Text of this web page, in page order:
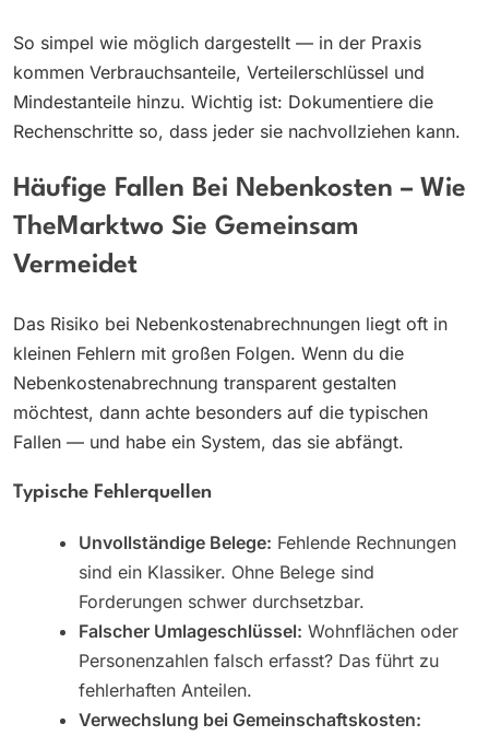
So simpel wie möglich dargestellt — in der Praxis
kommen Verbrauchsanteile, Verteilerschlüssel und
Mindestanteile hinzu. Wichtig ist: Dokumentiere die
Rechenschritte so, dass jeder sie nachvollziehen kann.
Häufige Fallen Bei Nebenkosten – Wie
TheMarktwo Sie Gemeinsam
Vermeidet
Das Risiko bei Nebenkostenabrechnungen liegt oft in
kleinen Fehlern mit großen Folgen. Wenn du die
Nebenkostenabrechnung transparent gestalten
möchtest, dann achte besonders auf die typischen
Fallen — und habe ein System, das sie abfängt.
Typische Fehlerquellen
Unvollständige Belege: Fehlende Rechnungen
sind ein Klassiker. Ohne Belege sind
Forderungen schwer durchsetzbar.
Falscher Umlageschlüssel: Wohnflächen oder
Personenzahlen falsch erfasst? Das führt zu
fehlerhaften Anteilen.
Verwechslung bei Gemeinschaftskosten: